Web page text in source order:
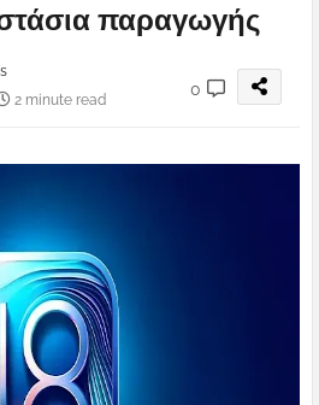
παραγωγής
2 minute read
0